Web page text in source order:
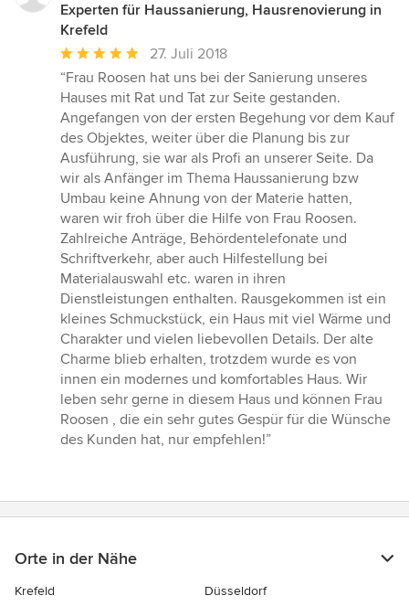
Experten für Haussanierung, Hausrenovierung in
Krefeld
Durchschnittliche
Bewertung:
5
von
5
Sternen
27. Juli 2018
“Frau Roosen hat uns bei der Sanierung unseres
Hauses mit Rat und Tat zur Seite gestanden.
Angefangen von der ersten Begehung vor dem Kauf
des Objektes, weiter über die Planung bis zur
Ausführung, sie war als Profi an unserer Seite. Da
wir als Anfänger im Thema Haussanierung bzw
Umbau keine Ahnung von der Materie hatten,
waren wir froh über die Hilfe von Frau Roosen.
Zahlreiche Anträge, Behördentelefonate und
Schriftverkehr, aber auch Hilfestellung bei
Materialauswahl etc. waren in ihren
Dienstleistungen enthalten. Rausgekommen ist ein
kleines Schmuckstück, ein Haus mit viel Wärme und
Charakter und vielen liebevollen Details. Der alte
Charme blieb erhalten, trotzdem wurde es von
innen ein modernes und komfortables Haus. Wir
leben sehr gerne in diesem Haus und können Frau
Roosen , die ein sehr gutes Gespür für die Wünsche
des Kunden hat, nur empfehlen!”
Orte in der Nähe
Krefeld
Düsseldorf